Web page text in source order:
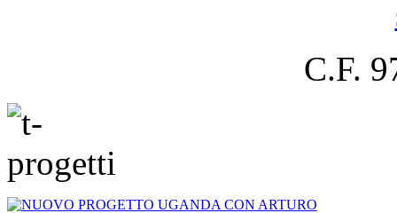
C.F.